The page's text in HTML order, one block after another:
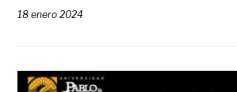
18 enero 2024